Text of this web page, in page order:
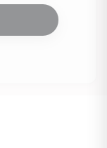
d’énergie pour un
moyens des énergies